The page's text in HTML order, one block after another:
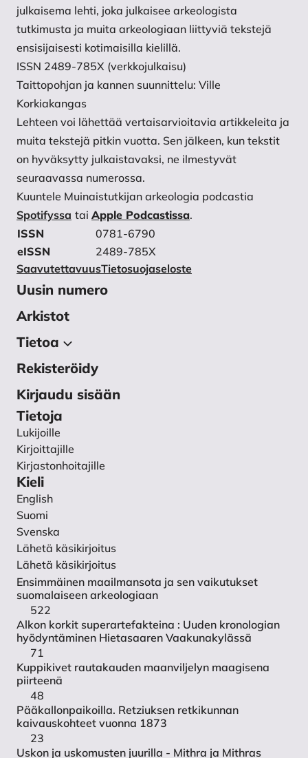
julkaisema lehti, joka julkaisee arkeologista
tutkimusta ja muita arkeologiaan liittyviä tekstejä
ensisijaisesti kotimaisilla kielillä.
ISSN 2489-785X (verkkojulkaisu)
Taittopohjan ja kannen suunnittelu: Ville
Korkiakangas
Lehteen voi lähettää vertaisarvioitavia artikkeleita ja
muita tekstejä pitkin vuotta. Sen jälkeen, kun tekstit
on hyväksytty julkaistavaksi, ne ilmestyvät
seuraavassa numerossa.
Kuuntele Muinaistutkijan arkeologia podcastia
Spotifyssa tai Apple Podcastissa.
ISSN
0781-6790
eISSN
2489-785X
SaavutettavuusTietosuojaseloste
Uusin numero
Arkistot
Tietoa
Tietoa julkaisusta
Toimituskunta
Käsikirjoitukset
Ohjeet vertaisarvioijalle
Tietosuojaseloste
Yhteystiedot
Rekisteröidy
Kirjaudu sisään
Tietoja
Lukijoille
Kirjoittajille
Kirjastonhoitajille
Kieli
English
Suomi
Svenska
Lähetä käsikirjoitus
Lähetä käsikirjoitus
Ensimmäinen maailmansota ja sen vaikutukset
suomalaiseen arkeologiaan
522
Alkon korkit superartefakteina : Uuden kronologian
hyödyntäminen Hietasaaren Vaakunakylässä
71
Kuppikivet rautakauden maanviljelyn maagisena
piirteenä
48
Pääkallonpaikoilla. Retziuksen retkikunnan
kaivauskohteet vuonna 1873
23
Uskon ja uskomusten juurilla - Mithra ja Mithras